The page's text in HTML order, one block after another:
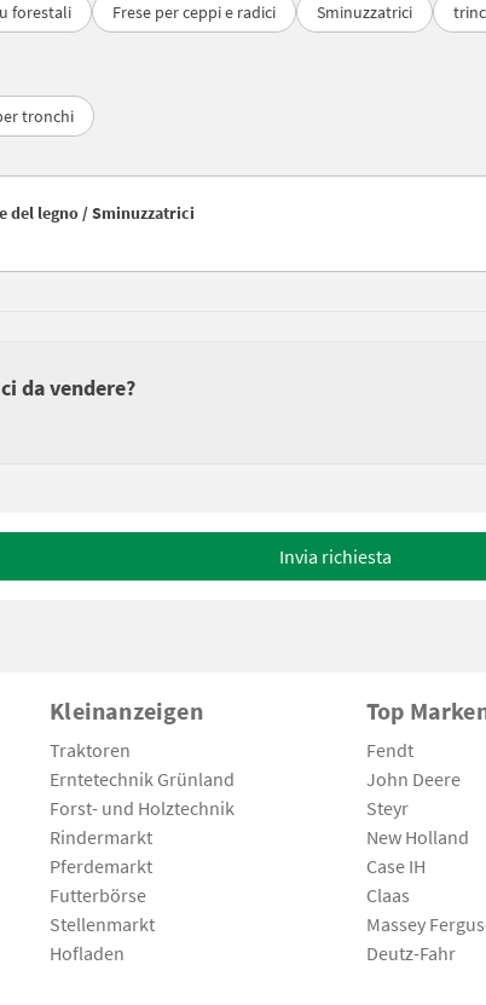
forestali Frese per ceppi e radici Sminuzzatrici
tronchi
del legno / Sminuzzatrici
da vendere?
Invia richiesta
Kleinanzeigen
Traktoren
Erntetechnik Grünland
Forst- und Holztechnik
Rindermarkt
Pferdemarkt
Futterbörse
Stellenmarkt
Hofladen
Top
Fendt
John Deere
Steyr
New Holland
Case IH
Claas
Massey
Deutz-Fahr